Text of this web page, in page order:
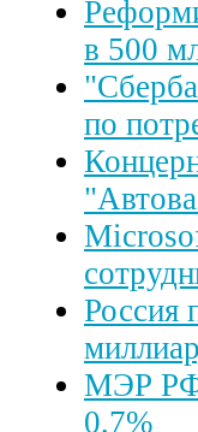
в 500
по
Россия
МЭР РФ
0,7%